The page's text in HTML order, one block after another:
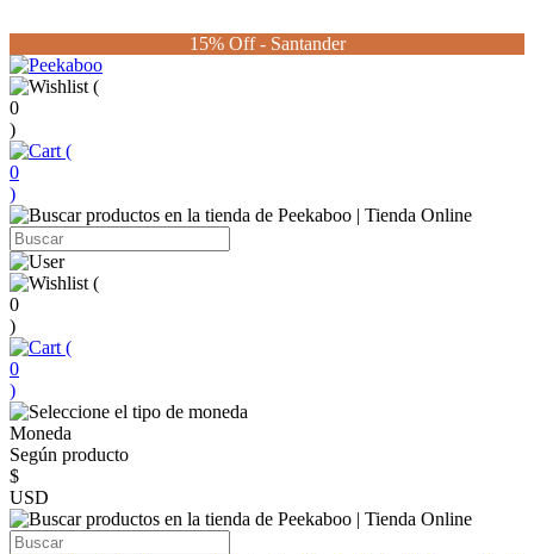
15% Off - Santander
(
0
)
(
0
)
(
0
)
(
0
)
Moneda
Según producto
$
USD